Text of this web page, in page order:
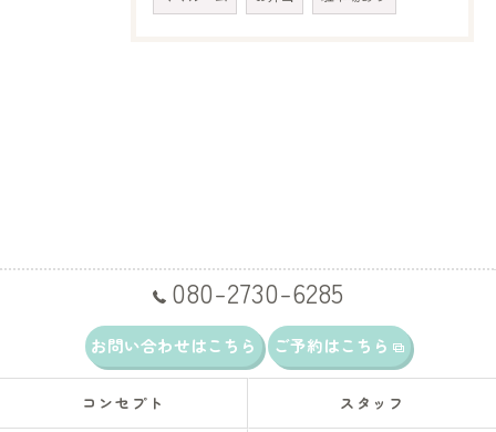
080-2730-6285
お問い合わせはこちら ご予約はこちら
コンセプト スタッフ